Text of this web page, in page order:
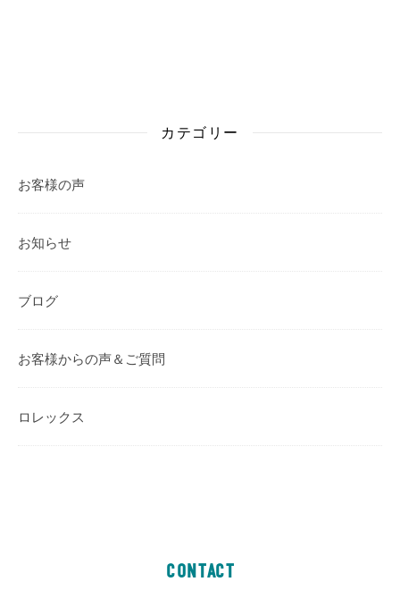
カテゴリー
お客様の声
お知らせ
ブログ
お客様からの声＆ご質問
ロレックス
CONTACT